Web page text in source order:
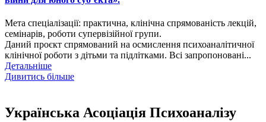
Мета спеціалізації: практична, клінічна спрямованість лекцій,
семінарів, роботи супервізійної групи.
Даний проєкт спрямований на осмислення психоаналітичної
клінічної роботи з дітьми та підлітками. Всі запропоновані...
Детальніше
Дивитись більше
Українська Асоціація Психоаналізу